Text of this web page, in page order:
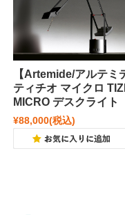
【Artemide/アルテミ
ティチオ マイクロ
MICRO デスクライト
¥88,000(税込)